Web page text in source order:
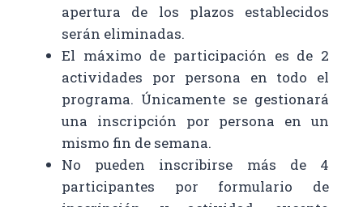
apertura de los plazos establecidos
serán eliminadas.
El máximo de participación es de 2
actividades por persona en todo el
programa. Únicamente se gestionará
una inscripción por persona en un
mismo fin de semana.
No pueden inscribirse más de 4
participantes por formulario de